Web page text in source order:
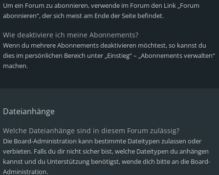
Um ein Forum zu abonnieren, verwende im Forum den Link „Forum
abonnieren“, der sich meist am Ende der Seite befindet.
Wie deaktiviere ich meine Abonnements?
Wenn du mehrere Abonnements deaktivieren möchtest, so kannst du
dies im persönlichen Bereich unter „Einstieg“ – „Abonnements verwalten“
machen.
Dateianhänge
Welche Dateianhänge sind in diesem Forum zulässig?
Die Board-Administration kann bestimmte Dateitypen zulassen oder
verbieten. Falls du dir nicht sicher bist, welche Dateitypen du anhängen
kannst und du Unterstützung benötigst, wende dich bitte an die Board-
Administration.